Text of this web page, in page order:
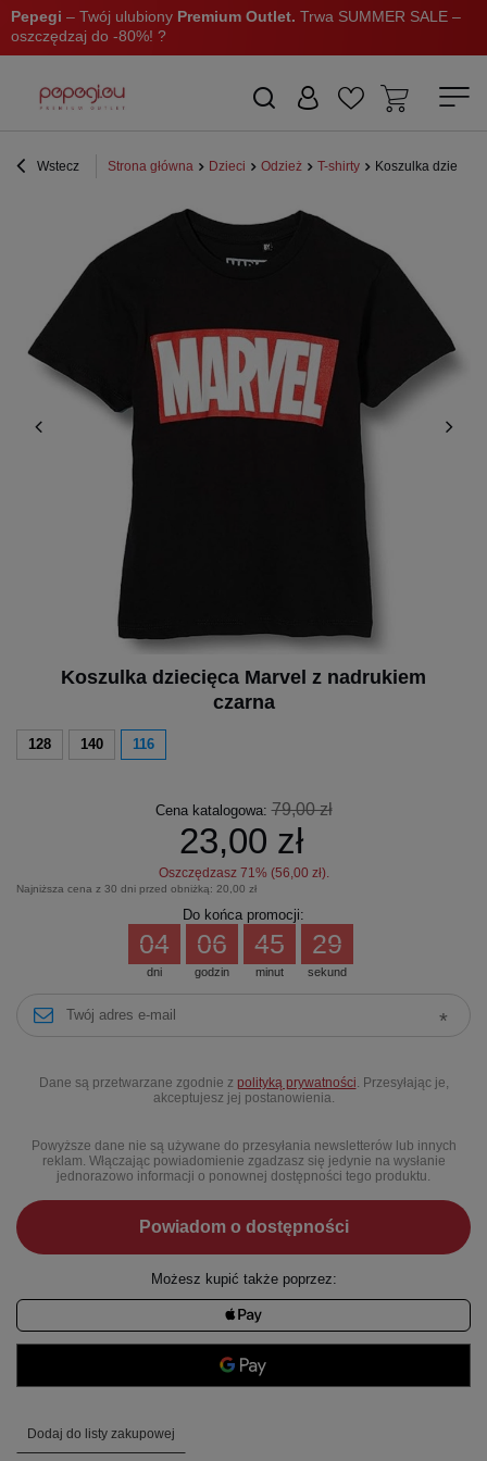
Pepegi – Twój ulubiony Premium Outlet. Trwa SUMMER SALE –
oszczędzaj do -80%! ?
Wstecz Strona główna Dzieci Odzież T-shirty Koszulka
Koszulka dziecięca Marvel z nadrukiem
czarna
128 140 116
Cena katalogowa:79,00 zł
23,00 zł
Oszczędzasz 71% (56,00 zł).
Najniższa cena z 30 dni przed obniżką: 20,00 zł
Do końca promocji:
dni
04
godzin
06
minut
45
sekund
29
Dane są przetwarzane zgodnie z polityką prywatności . Przesyłając je,
akceptujesz jej postanowienia.
Powyższe dane nie są używane do przesyłania newsletterów lub innych
reklam. Włączając powiadomienie zgadzasz się jedynie na wysłanie
jednorazowo informacji o ponownej dostępności tego produktu.
Powiadom o dostępności
Możesz kupić także poprzez:
Dodaj do listy zakupowej